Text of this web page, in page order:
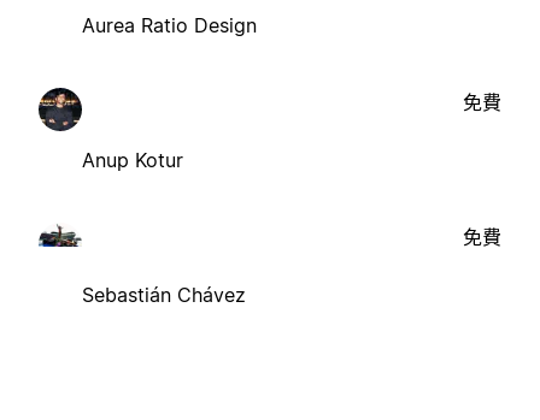
Aurea Ratio Design
Anup Kotur
免費
Sebastián Chávez
免費